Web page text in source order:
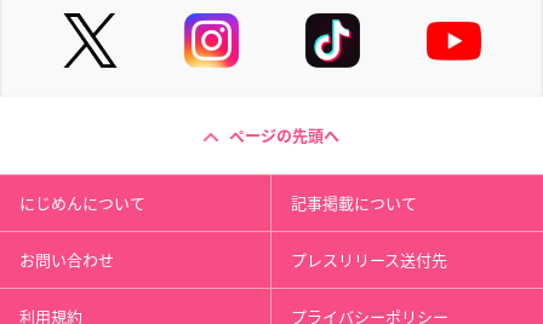
ページの先頭へ
にじめんについて 記事掲載について
お問い合わせ プレスリリース送付先
利用規約 プライバシーポリシー